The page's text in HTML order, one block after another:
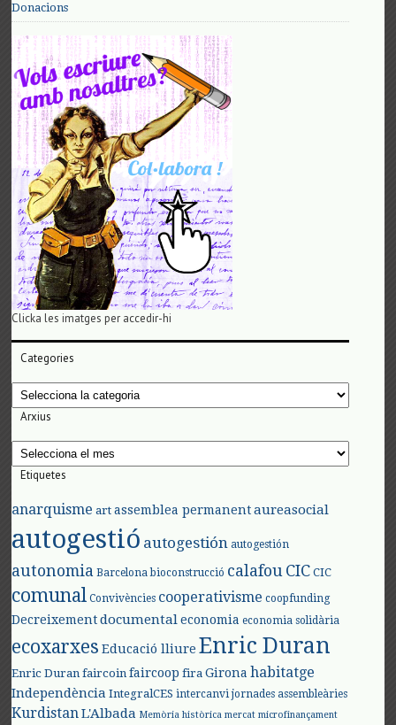
Donacions
Clicka les imatges per accedir-hi
Categories
Categories
Arxius
Arxius
Etiquetes
anarquisme art assemblea permanent aureasocial
autogestió autogestión autogestión
autonomia Barcelona bioconstrucció calafouCIC CIC
comunal Convivències cooperativisme coopfunding
Decreixement documental economia economia solidària
ecoxarxes Educació lliure Enric Duran
Enric Duran faircoin faircoop fira Girona habitatge
Independència IntegralCES intercanvi jornades assembleàries
KurdistanL'Albada Memòria històrica mercat microfinançament